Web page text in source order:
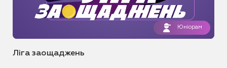
Юніорам
Ліга заощаджень